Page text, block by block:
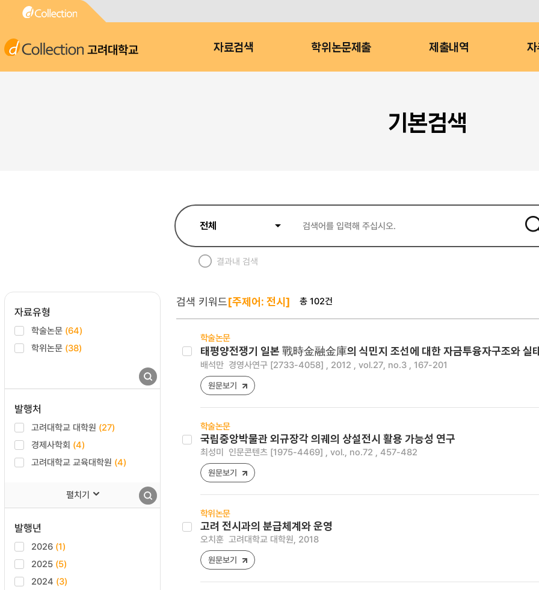
고려대학교 자료검색 학위논문제출 제출내역 자
기본검색
결과내 검색
자료유형
학술논문 (64)
학위논문 (38)
발행처
고려대학교 대학원 (27)
경제사학회 (4)
고려대학교 교육대학원 (4)
펼치기
발행년
2026 (1)
2025 (5)
2024 (3)
검색 키워드[주제어: 전시] 총 102건
학술논문
태평양전쟁기 일본 戰時金融金庫의 식민지 조선에 대한 자금투융자구조와 실
배석만 경영사연구 [2733-4058] , 2012 , vol.27, no.3 , 167-201
원문보기
학술논문
국립중앙박물관 외규장각 의궤의 상설전시 활용 가능성 연구
최성미 인문콘텐츠 [1975-4469] , vol., no.72 , 457-482
원문보기
학위논문
고려 전시과의 분급체계와 운영
오치훈 고려대학교 대학원, 2018
원문보기